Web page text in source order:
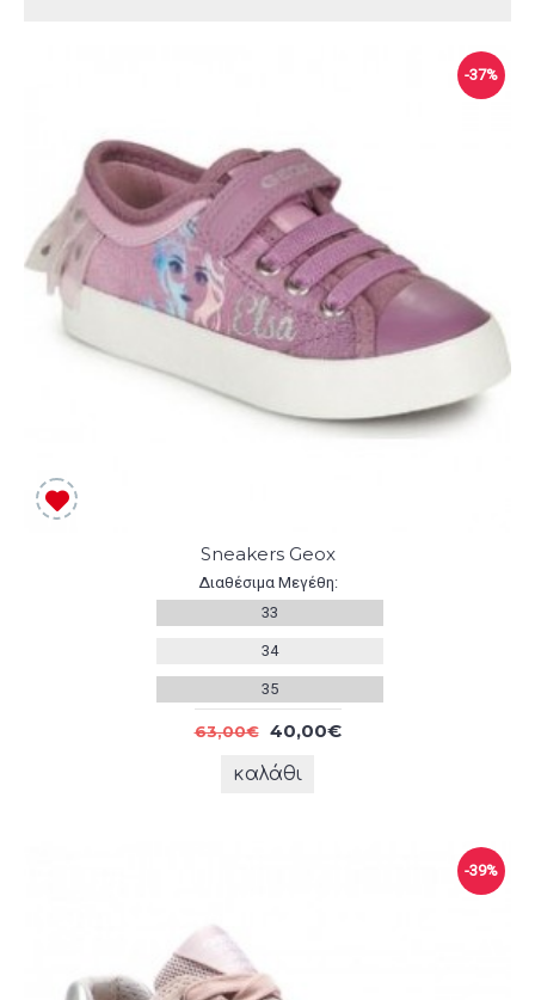
-37%
Sneakers Geox
Διαθέσιμα Μεγέθη:
33
34
35
63,00€ 40,00€
καλάθι
-39%